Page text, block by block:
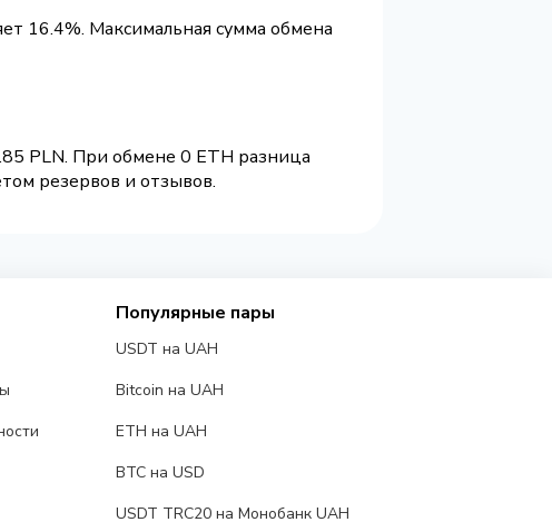
16.4%. Максимальная сумма обмена
PLN. При обмене 0 ETH разница
резервов и отзывов.
Популярные пары
USDT на UAH
Bitcoin на UAH
ETH на UAH
BTC на USD
USDT TRC20 на Монобанк UAH